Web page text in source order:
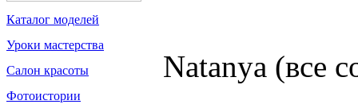
Каталог моделей
Уроки мастерства
Салон красоты
Фотоистории
Natanya (все